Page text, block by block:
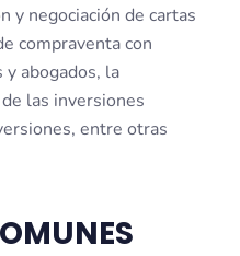
y negociación de cartas
compraventa con
abogados, la
las inversiones
entre otras